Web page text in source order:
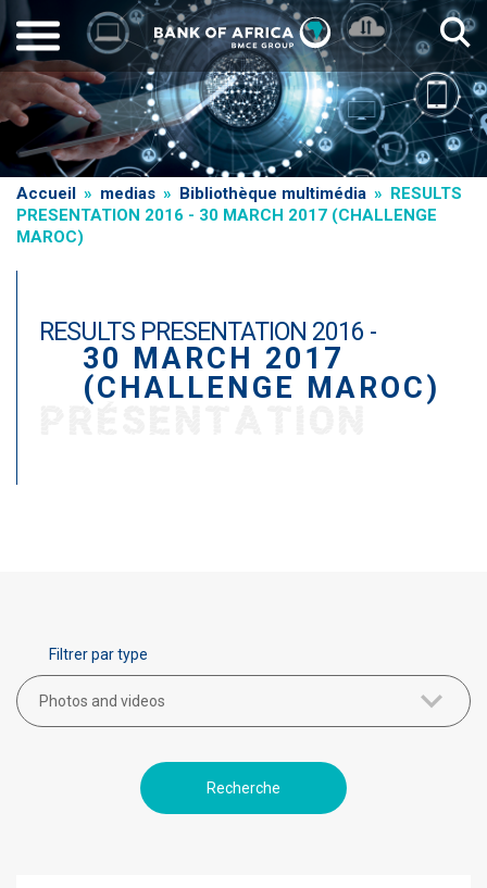
Skip
to
main
content
Breadcrumb
Accueil medias Bibliothèque multimédia
RESULTS
PRESENTATION 2016 - 30 MARCH 2017 (CHALLENGE
MAROC)
RESULTS PRESENTATION 2016 -
30 MARCH 2017
(CHALLENGE MAROC)
Filtrer par type
Photos and videos